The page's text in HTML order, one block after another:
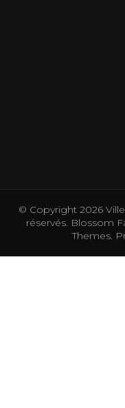
© Copyright 2026
réservés. Blossom
Themes .